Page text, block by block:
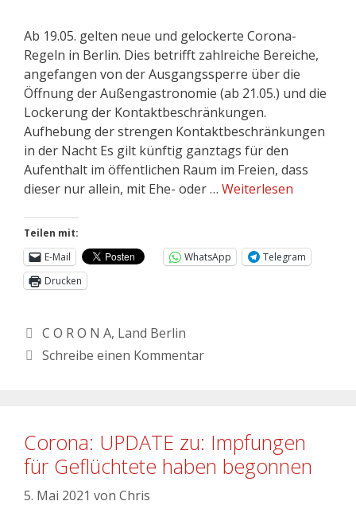
Ab 19.05. gelten neue und gelockerte Corona-
Regeln in Berlin. Dies betrifft zahlreiche Bereiche,
angefangen von der Ausgangssperre über die
Öffnung der Außengastronomie (ab 21.05.) und die
Lockerung der Kontaktbeschränkungen.
Aufhebung der strengen Kontaktbeschränkungen
in der Nacht Es gilt künftig ganztags für den
Aufenthalt im öffentlichen Raum im Freien, dass
dieser nur allein, mit Ehe- oder … Weiterlesen
Teilen mit:
E-Mail
WhatsApp
Telegram
Drucken
C O R O N A, Land Berlin
Schreibe einen Kommentar
Corona: UPDATE zu: Impfungen
für Geflüchtete haben begonnen
5. Mai 2021 von Chris